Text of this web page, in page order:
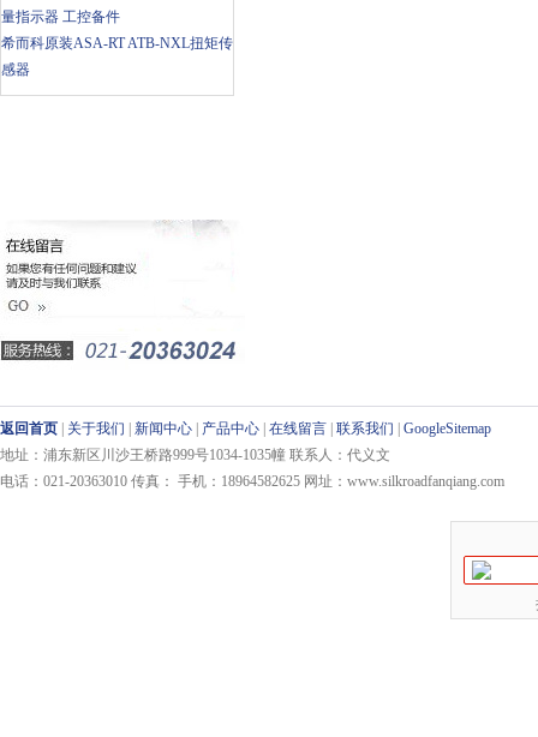
量指示器 工控备件
希而科原装ASA-RT ATB-NXL扭矩传
感器
返回首页 关于我们 新闻中心 产品中心 在线留言 联系我们
GoogleSitemap
地址：浦东新区川沙王桥路999号1034-1035幢 联系人：代义文
电话：021-20363010 传真： 手机：18964582625 网址：www.silkroadfanqiang.com